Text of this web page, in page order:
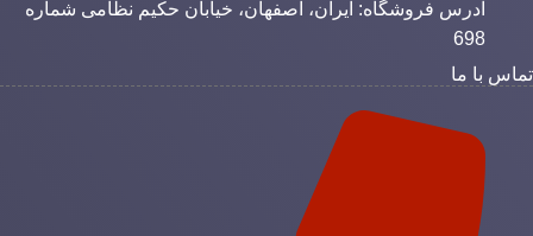
آدرس فروشگاه: ایران، اصفهان، خیابان حکیم نظامی شماره
698
با ما